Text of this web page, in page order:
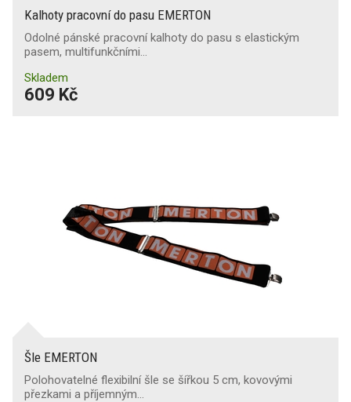
Kalhoty pracovní do pasu EMERTON
Odolné pánské pracovní kalhoty do pasu s elastickým
pasem, multifunkčními…
Skladem
609 Kč
Šle EMERTON
Polohovatelné flexibilní šle se šířkou 5 cm, kovovými
přezkami a příjemným…